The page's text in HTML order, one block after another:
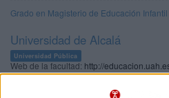
Grado en Magisterio de Educación Infantil
Universidad de Alcalá
Universidad Pública
Web de la facultad: http://
Duración:4,0 años
Precio del primer curso: